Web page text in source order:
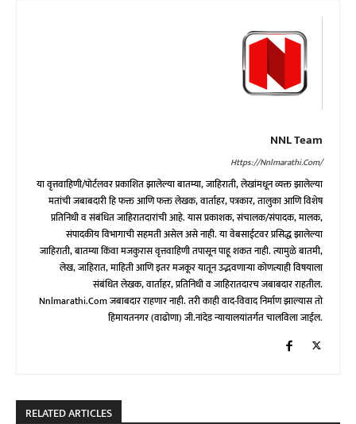
NNL Team
Https://nnlmarathi.com/
या वृत्तवाहिणी/पोर्टलवर प्रकाशित झालेल्या बातम्या, जाहिराती, लेखांमधून व्यक्त झालेल्या
मतांची जबाबदारी हि फक्त आणि फक्त लेखक, वार्ताहर, पत्रकार, तालुका आणि विशेष
प्रतिनिधी व संबंधित जाहिरातदारांची आहे. यास प्रकाशक, संचालक/संपादक, मालक,
संपादकीय विभागाची सहमती असेल असे नाही. या वेबसाईटवर प्रसिद्ध झालेल्या
जाहिराती, बातम्या किंवा मजकुरास वृत्तवाहिणी तपासून पाहू शकत नाही. त्यामुळे बातमी,
लेख, जाहिरात, माहिती आणि इतर मजकूर यातून उद्भवणाऱ्या कोणत्याही विषयाला
संबंधित लेखक, वार्ताहर, प्रतिनिधी व जाहिरातदारच जबाबदार राहतील.
Nnlmarathi.com जबाबदार राहणार नाही. तरी काही वाद-विवाद निर्माण झाल्यास तो
हिमायतनगर (वाढोणा) जी.नांदेड न्यायालयांतर्गत चालविला जाईल.
RELATED ARTICLES